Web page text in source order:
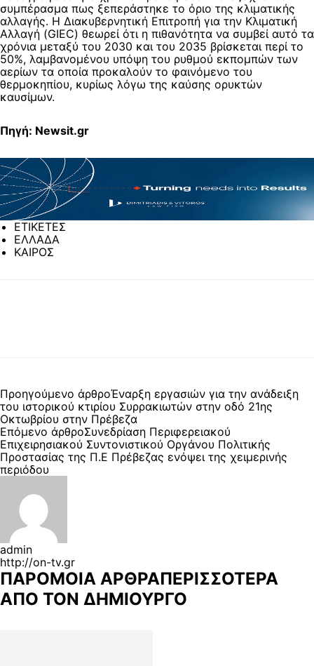
συμπέρασμα πως ξεπεράστηκε το όριο της κλιματικής
αλλαγής. Η Διακυβερνητική Επιτροπή για την Κλιματική
Αλλαγή (GIEC) θεωρεί ότι η πιθανότητα να συμβεί αυτό τα
χρόνια μεταξύ του 2030 και του 2035 βρίσκεται περί το
50%, λαμβανομένου υπόψη του ρυθμού εκπομπών των
αερίων τα οποία προκαλούν το φαινόμενο του
θερμοκηπίου, κυρίως λόγω της καύσης ορυκτών
καυσίμων.
Πηγή: Newsit.gr
ΕΤΙΚΕΤΕΣ
ΕΛΛΑΔΑ
ΚΑΙΡΟΣ
Προηγούμενο άρθροΈναρξη εργασιών για την ανάδειξη
του ιστορικού κτιρίου Συρρακιωτών στην οδό 21ης
Οκτωβρίου στην Πρέβεζα
Επόμενο άρθροΣυνεδρίαση Περιφερειακού
Επιχειρησιακού Συντονιστικού Οργάνου Πολιτικής
Προστασίας της Π.Ε Πρέβεζας ενόψει της χειμερινής
περιόδου
admin
http://on-tv.gr
ΠΑΡΟΜΟΙΑ ΑΡΘΡΑΠΕΡΙΣΣΟΤΕΡΑ
ΑΠΟ ΤΟΝ ΔΗΜΙΟΥΡΓΟ